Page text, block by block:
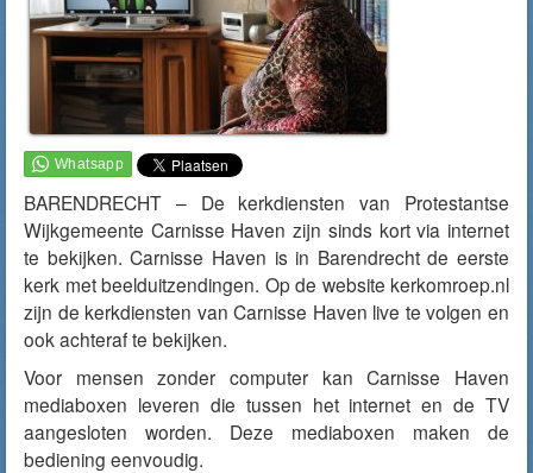
BARENDRECHT – De kerkdiensten van Protestantse
Wijkgemeente Carnisse Haven zijn sinds kort via internet
te bekijken. Carnisse Haven is in Barendrecht de eerste
kerk met beelduitzendingen. Op de website kerkomroep.nl
zijn de kerkdiensten van Carnisse Haven live te volgen en
ook achteraf te bekijken.
Voor mensen zonder computer kan Carnisse Haven
mediaboxen leveren die tussen het internet en de TV
aangesloten worden. Deze mediaboxen maken de
bediening eenvoudig.